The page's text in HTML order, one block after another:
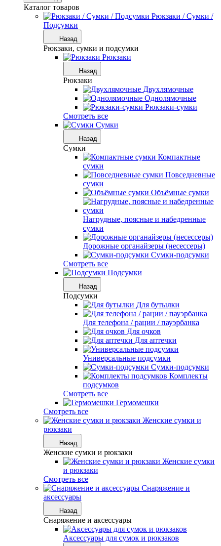
Каталог товаров
Рюкзаки / Сумки /
Подсумки
Назад
Рюкзаки, сумки и подсумки
Рюкзаки
Назад
Рюкзаки
Двухлямочные
Однолямочные
Рюкзаки-сумки
Смотреть все
Сумки
Назад
Сумки
Компактные
сумки
Повседневные
сумки
Объёмные сумки
Нагрудные, поясные и набедренные
сумки
Дорожные органайзеры (несессеры)
Сумки-подсумки
Смотреть все
Подсумки
Назад
Подсумки
Для бутылки
Для телефона / рации / пауэрбанка
Для очков
Для аптечки
Универсальные подсумки
Сумки-подсумки
Комплекты
подсумков
Смотреть все
Гермомешки
Смотреть все
Женские сумки и
рюкзаки
Назад
Женские сумки и рюкзаки
Женские сумки
и рюкзаки
Смотреть все
Снаряжение и
аксессуары
Назад
Снаряжение и аксессуары
Аксессуары для сумок и рюкзаков